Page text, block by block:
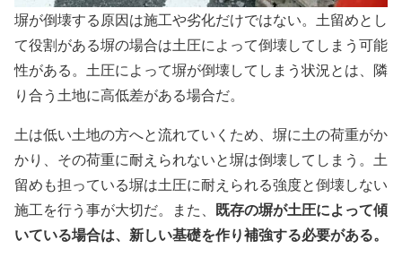
塀が倒壊する原因は施工や劣化だけではない。土留めとし
て役割がある塀の場合は土圧によって倒壊してしまう可能
性がある。土圧によって塀が倒壊してしまう状況とは、隣
り合う土地に高低差がある場合だ。
土は低い土地の方へと流れていくため、塀に土の荷重がか
かり、その荷重に耐えられないと塀は倒壊してしまう。土
留めも担っている塀は土圧に耐えられる強度と倒壊しない
施工を行う事が大切だ。また、 既存の塀が土圧によって傾
いている場合は、新しい基礎を作り補強する必要がある。